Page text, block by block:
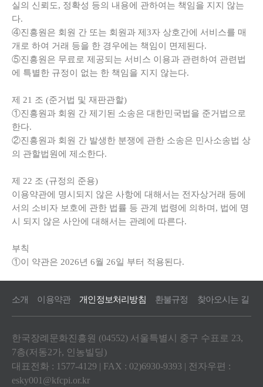
실의 신뢰도, 정확성 등의 내용에 관하여는 책임을 지지 않는
다.
④진흥원은 회원 간 또는 회원과 제3자 상호간에 서비스를 매
개로 하여 거래 등을 한 경우에는 책임이 면제된다.
⑤진흥원은 무료로 제공되는 서비스 이용과 관련하여 관련법
에 특별한 규정이 없는 한 책임을 지지 않는다.
제 21 조 (준거법 및 재판관할)
①진흥원과 회원 간 제기된 소송은 대한민국법을 준거법으로
한다.
②진흥원과 회원 간 발생한 분쟁에 관한 소송은 민사소송법 상
의 관할법원에 제소한다.
제 22 조 (규정의 준용)
이용약관에 명시되지 않은 사항에 대해서는 전자상거래 등에
서의 소비자 보호에 관한 법률 등 관계 법령에 의하며, 법에 명
시 되지 않은 사안에 대해서는 관례에 따른다.
부칙
①이 약관은 2026년 6월 26일 부터 적용된다.
소개 이용약관 개인정보처리방침 환불규정 찾아오시는 길
한국장례문화진흥원 (04552) 서울특별시 중구 수표로 23,
7층(저동2가, 인농빌딩)
대표전화 : 1577-4129 | FAX : 02)6930-9393 | 전자우편 :
esky001@kfcpi.or.kr